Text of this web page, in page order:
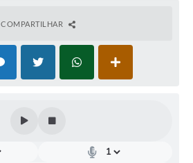
COMPARTILHAR